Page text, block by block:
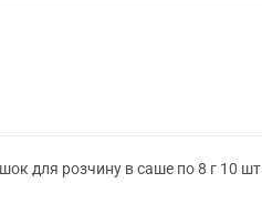
для розчину в саше по 8 г 10 шт